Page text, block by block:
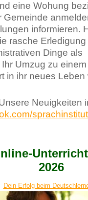
eine Wohung
Gemeinde
informieren.
rasche Erledigung
Dinge als
Umzug zu einem
in ihr neues Leben
Neuigkeiten
2026
Dein Erfolg beim